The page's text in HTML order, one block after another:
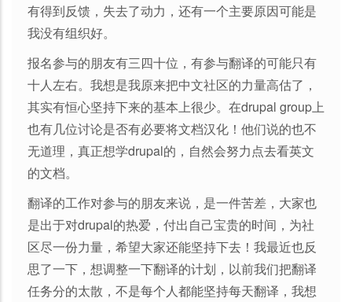
有得到反馈，失去了动力，还有一个主要原因可能是
我没有组织好。
报名参与的朋友有三四十位，有参与翻译的可能只有
十人左右。我想是我原来把中文社区的力量高估了，
其实有恒心坚持下来的基本上很少。在drupal group上
也有几位讨论是否有必要将文档汉化！他们说的也不
无道理，真正想学drupal的，自然会努力点去看英文
的文档。
翻译的工作对参与的朋友来说，是一件苦差，大家也
是出于对drupal的热爱，付出自己宝贵的时间，为社
区尽一份力量，希望大家还能坚持下去！我最近也反
思了一下，想调整一下翻译的计划，以前我们把翻译
任务分的太散，不是每个人都能坚持每天翻译，我想